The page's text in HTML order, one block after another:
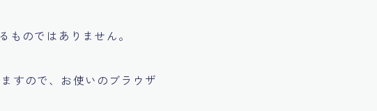
のではありません。
すので、お使いのブラウザ